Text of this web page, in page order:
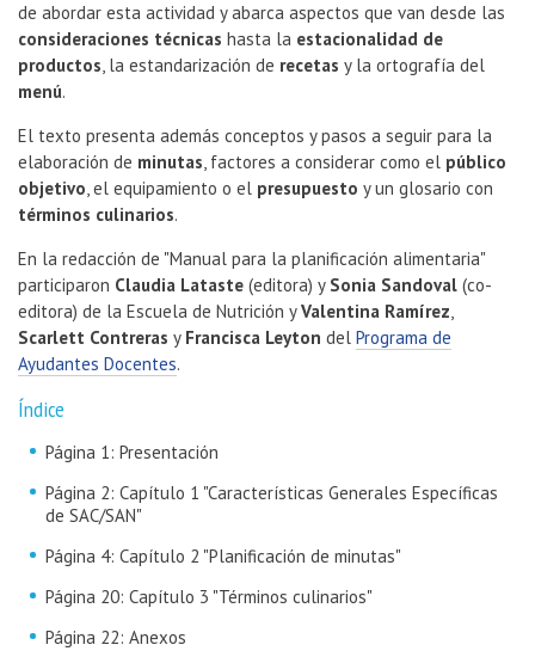
de abordar esta actividad y abarca aspectos que van desde las
consideraciones técnicas hasta la estacionalidad de
productos, la estandarización de recetas y la ortografía del
menú.
El texto presenta además conceptos y pasos a seguir para la
elaboración de minutas, factores a considerar como el público
objetivo, el equipamiento o el presupuesto y un glosario con
términos culinarios.
En la redacción de "Manual para la planificación alimentaria"
participaron Claudia Lataste (editora) y Sonia Sandoval (co-
editora) de la Escuela de Nutrición yValentina Ramírez,
Scarlett Contreras y Francisca Leyton del Programa de
Ayudantes Docentes.
Índice
Página 1: Presentación
Página 2: Capítulo 1 "Características Generales Específicas
de SAC/SAN"
Página 4: Capítulo 2 "Planificación de minutas"
Página 20: Capítulo 3 "Términos culinarios"
Página 22: Anexos